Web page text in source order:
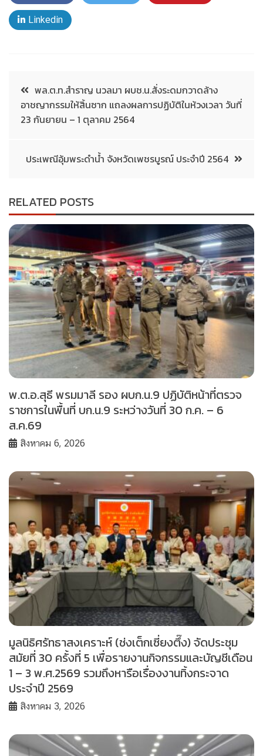
Linkedin
พล.ต.ท.สำราญ นวลมา ผบช.น.สั่งระดมกวาดล้าง
อาชญากรรมให้สิ้นซาก แถลงผลการปฏิบัติในห้วงเวลา วันที่
23 กันยายน – 1 ตุลาคม 2564
ประเพณีอุ้มพระดำน้ำ​ จังหวัดเพชรบูรณ์ ประจำปี 2564
RELATED POSTS
พ.ต.อ.สุธี พรมมาลี รอง ผบก.น.9 ปฏิบัติหน้าที่ตรวจ
ราชการในพื้นที่ บก.น.9 ระหว่างวันที่ 30 ก.ค. – 6
ส.ค.69
สิงหาคม 6, 2026
มูลนิธิศรัทธาสงเคราะห์ (ช่งเต็กเซี่ยงตึ๊ง) จัดประชุม
สมัยที่ 30 ครั้งที่ 5 เพื่อรายงานกิจกรรมและบัญชีเดือน
1 – 3 พ.ศ.2569 รวมถึงหารือเรื่องงานทิ้งกระจาด
ประจำปี 2569
สิงหาคม 3, 2026